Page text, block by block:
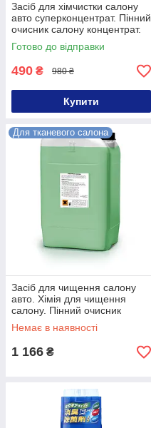
Засіб для хімчистки салону
авто суперконцентрат. Пінний
очисник салону концентрат.
Хімія для торнадора
Готово до відправки
490 ₴ 980 ₴
Купити
Для тканевого салона
Засіб для чищення салону
авто. Хімія для чищення
салону. Пінний очисник
салону 6 кг
Немає в наявності
1 166 ₴